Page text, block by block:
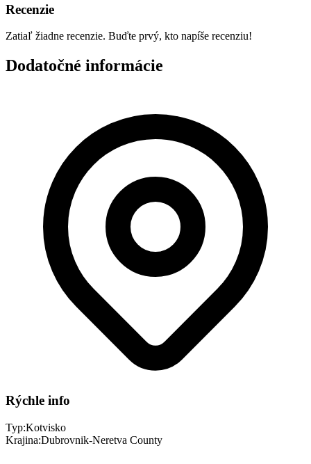
Recenzie
Zatiaľ žiadne recenzie. Buďte prvý, kto napíše recenziu!
Dodatočné informácie
Rýchle info
Typ:Kotvisko
Krajina:Dubrovnik-Neretva County